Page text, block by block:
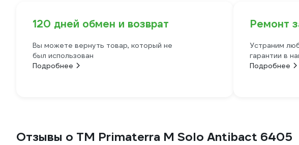
120 дней обмен и возврат
Вы можете вернуть товар, который не
был использован
Подробнее
Ремонт
Устраним
гарантии в
Подробнее
Отзывы о TM Primaterra M Solo Antibact 6405